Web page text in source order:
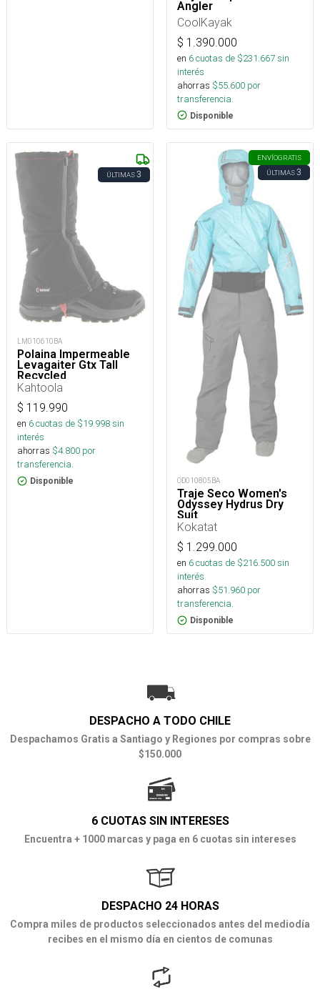
Angler
CoolKayak
$ 1.390.000
en 6cuotas de $231.667sin
interés
ahorras $55.600 por
transferencia.
Disponible
ÚLTIMAS3
LM010610BA
Polaina Impermeable
Levagaiter Gtx Tall
Recycled
Kahtoola
$ 119.990
en 6cuotas de $19.998sin
interés
ahorras $4.800 por
transferencia.
Disponible
ENVÍOGRATIS
ÚLTIMAS3
OD010805BA
Traje Seco Women's
Odyssey Hydrus Dry
Suit
Kokatat
$ 1.299.000
en 6cuotas de $216.500sin
interés
ahorras $51.960 por
transferencia.
Disponible
DESPACHO A TODO CHILE
Despachamos Gratis a Santiago y Regiones por compras sobre
$150.000
6 CUOTAS SIN INTERESES
Encuentra + 1000 marcas y paga en 6 cuotas sin intereses
DESPACHO 24 HORAS
Compra miles de productos seleccionados antes del mediodía
recibes en el mismo día en cientos de comunas